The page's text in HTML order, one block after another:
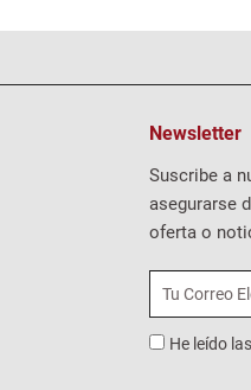
Newsletter
Suscribe a
asegurarse
oferta o
He leído las